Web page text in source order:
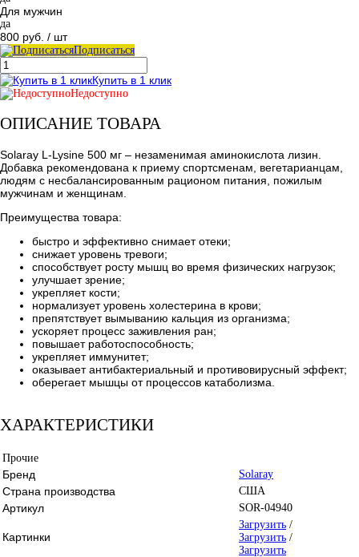
Для мужчин
да
800 руб. / шт
Подписаться
Купить в 1 клик
Недоступно
ОПИСАНИЕ ТОВАРА
Solaray L-Lysine 500 мг – незаменимая аминокислота лизин.
Добавка рекомендована к приему спортсменам, вегетарианцам,
людям с несбалансированным рационом питания, пожилым
мужчинам и женщинам.
Преимущества товара:
быстро и эффективно снимает отеки;
снижает уровень тревоги;
способствует росту мышц во время физических нагрузок;
улучшает зрение;
укрепляет кости;
нормализует уровень холестерина в крови;
препятствует вымыванию кальция из организма;
ускоряет процесс заживления ран;
повышает работоспособность;
укрепляет иммунитет;
оказывает антибактериальный и противовирусный эффект;
оберегает мышцы от процессов катаболизма.
ХАРАКТЕРИСТИКИ
Прочие
Бренд Solaray
Страна производства США
Артикул SOR-04940
Картинки
Загрузить /
Загрузить /
Загрузить